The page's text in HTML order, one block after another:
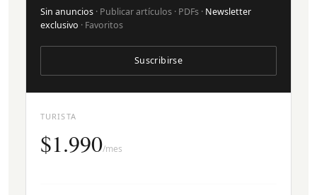
TURISTA
$1.990/mes
Sin anuncios · Publicar artículos · PDFs · Newsletter
exclusivo · Favoritos
Suscribirse